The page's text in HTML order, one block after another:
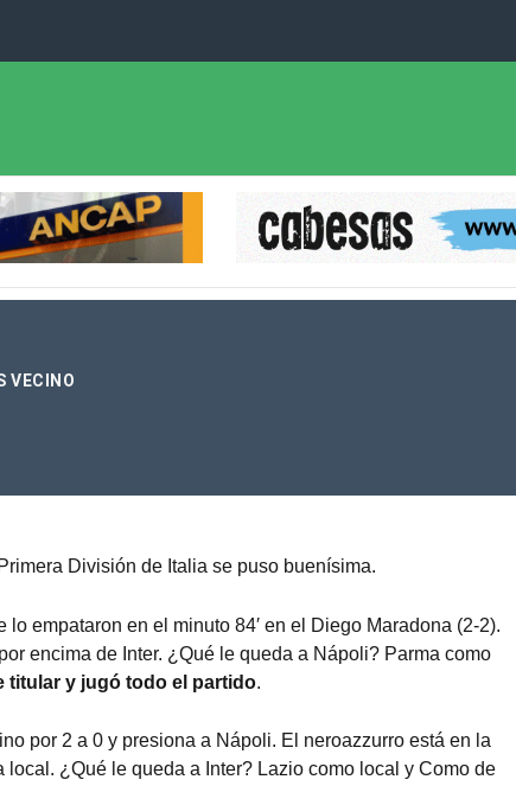
VECINO
División de Italia se puso buenísima.
empataron en el minuto 84′ en el Diego Maradona (2-2).
encima de Inter. ¿Qué le queda a Nápoli? Parma como
titular y jugó todo el partido.
por 2 a 0 y presiona a Nápoli. El neroazzurro está en la
¿Qué le queda a Inter? Lazio como local y Como de